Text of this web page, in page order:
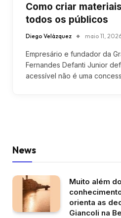
Como criar
todos os públicos
Diego Velázquez maio 11,
Empresário e fundador da
Fernandes Defanti Junior
acessível não é uma
News
Muito além
orienta as
Giancoli na